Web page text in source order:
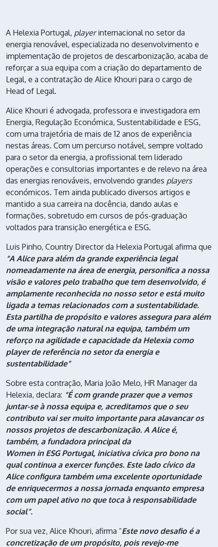
A Helexia Portugal, playerinternacional no setor da
energia renovável, especializada no desenvolvimento e
implementação de projetos de descarbonização, acaba de
reforçar a sua equipa com a criação do departamento de
Legal, e a contratação de Alice Khouri para o cargo de
Head of Legal.
Alice Khouri é advogada, professora e investigadora em
Energia, Regulação Económica, Sustentabilidade e ESG,
com uma trajetória de mais de 12 anos de experiência
nestas áreas. Com um percurso notável, sempre voltado
para o setor da energia, a profissional tem liderado
operações e consultorias importantes e de relevo na área
das energias renováveis, envolvendo grandes players
económicos. Tem ainda publicado diversos artigos e
mantido a sua carreira na docência, dando aulas e
formações, sobretudo em cursos de pós-graduação
voltados para transição energética e ESG.
Luis Pinho, Country Director da Helexia Portugal afirma que
“A Alice para além da grande experiência legal
nomeadamente na área de energia, personifica a nossa
visão e valores pelo trabalho que tem desenvolvido, é
amplamente reconhecida no nosso setor e está muito
ligada a temas relacionados com a sustentabilidade.
Esta partilha de propósito e valores assegura para além
de uma integração natural na equipa, também um
reforço na agilidade e capacidade da Helexia como
player de referência no setor da energia e
sustentabilidade”
Sobre esta contração, Maria João Melo, HR Manager da
Helexia, declara: “É com grande prazer que a vemos
juntar-se à nossa equipa e, acreditamos que o seu
contributo vai ser muito importante para alavancar os
nossos projetos de descarbonização. A Alice é,
também, a fundadora principal da
Women in ESG Portugal, iniciativa cívica pro bono na
qual continua a exercer funções. Este lado cívico da
Alice configura também uma excelente oportunidade
de enriquecermos a nossa jornada enquanto empresa
com um papel ativo no que toca à responsabilidade
social”.
Por sua vez, Alice Khouri, afirma “Este novo desafio é a
concretização de um propósito, pois revejo-me